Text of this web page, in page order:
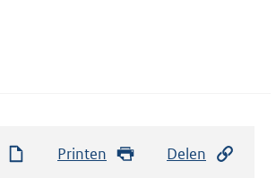
Printen Delen